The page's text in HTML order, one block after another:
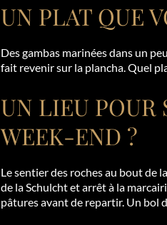
UN PLAT QUE
Des gambas marinées dans un
fait revenir sur la plancha. Quel
UN LIEU POUR
WEEK-END ?
Le sentier des roches au bout de
de la Schulcht et arrêt à la
pâtures avant de repartir. Un bol